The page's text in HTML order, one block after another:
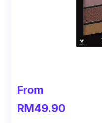
From
RM49.90